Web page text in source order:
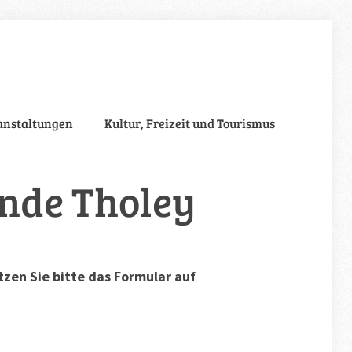
Kultur, Freizeit und Tourismus
Tholey
Sie bitte das Formular auf